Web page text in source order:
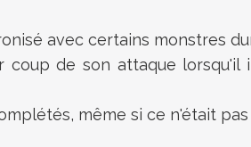
avec certains monstres
de son attaque lorsqu'il
même si ce n'était pas